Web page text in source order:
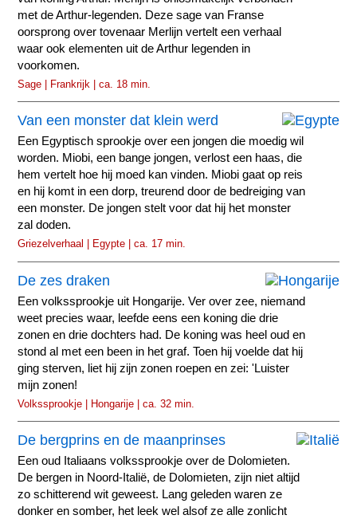
met de Arthur-legenden. Deze sage van Franse
oorsprong over tovenaar Merlijn vertelt een verhaal
waar ook elementen uit de Arthur legenden in
voorkomen.
Sage | Frankrijk | ca. 18 min.
Van een monster dat klein werd
Een Egyptisch sprookje over een jongen die moedig wil
worden. Miobi, een bange jongen, verlost een haas, die
hem vertelt hoe hij moed kan vinden. Miobi gaat op reis
en hij komt in een dorp, treurend door de bedreiging van
een monster. De jongen stelt voor dat hij het monster
zal doden.
Griezelverhaal | Egypte | ca. 17 min.
De zes draken
Een volkssprookje uit Hongarije. Ver over zee, niemand
weet precies waar, leefde eens een koning die drie
zonen en drie dochters had. De koning was heel oud en
stond al met een been in het graf. Toen hij voelde dat hij
ging sterven, liet hij zijn zonen roepen en zei: 'Luister
mijn zonen!
Volkssprookje | Hongarije | ca. 32 min.
De bergprins en de maanprinses
Een oud Italiaans volkssprookje over de Dolomieten.
De bergen in Noord-Italië, de Dolomieten, zijn niet altijd
zo schitterend wit geweest. Lang geleden waren ze
donker en somber, het leek wel alsof ze alle zonlicht